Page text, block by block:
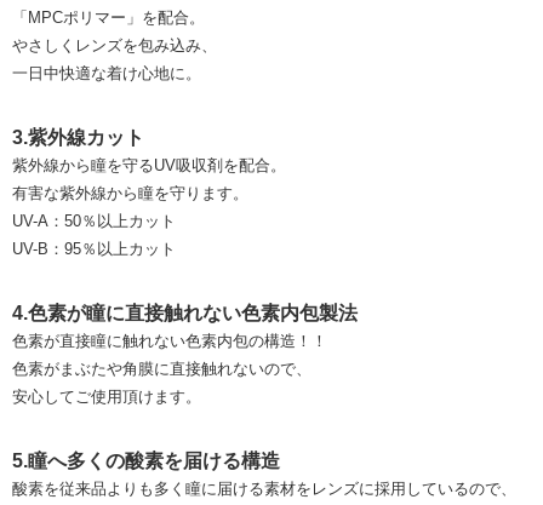
「MPCポリマー」を配合。
やさしくレンズを包み込み、
一日中快適な着け心地に。
3.紫外線カット
紫外線から瞳を守るUV吸収剤を配合。
有害な紫外線から瞳を守ります。
UV-A：50％以上カット
UV-B：95％以上カット
4.色素が瞳に直接触れない色素内包製法
色素が直接瞳に触れない色素内包の構造！！
色素がまぶたや角膜に直接触れないので、
安心してご使用頂けます。
5.瞳へ多くの酸素を届ける構造
酸素を従来品よりも多く瞳に届ける素材をレンズに採用しているので、